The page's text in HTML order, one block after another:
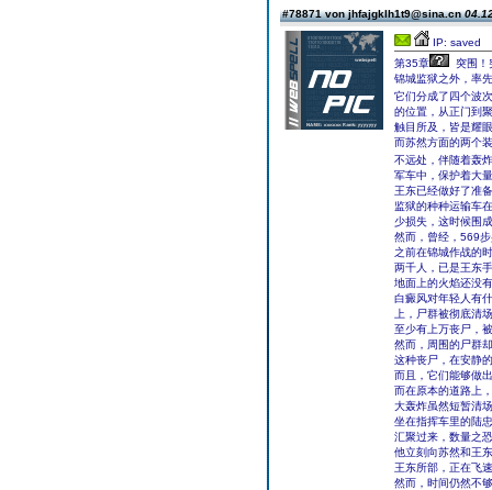
#78871 von jhfajgklh1t9@sina.cn
IP: saved
第35章
突围！
锦城监狱之外，率
它们分成了四个波
的位置，从正门到
触目所及，皆是耀
而苏然方面的两个
不远处，伴随着轰
军车中，保护着大
王东已经做好了准
监狱的种种运输车
少损失，这时候围
然而，曾经，569
之前在锦城作战的
两千人，已是王东
地面上的火焰还没
白癜风对年轻人有
上，尸群被彻底清
至少有上万丧尸，
然而，周围的尸群
这种丧尸，在安静
而且，它们能够做
而在原本的道路上
大轰炸虽然短暂清
坐在指挥车里的陆
汇聚过来，数量之
他立刻向苏然和王
王东所部，正在飞
然而，时间仍然不